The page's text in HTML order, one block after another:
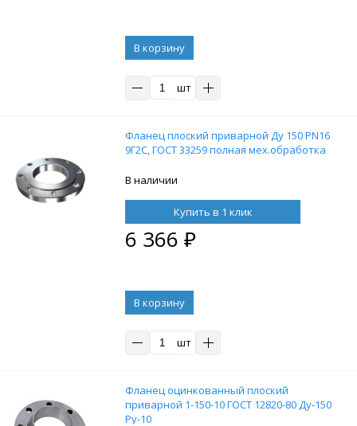
В корзину
шт
Фланец плоский приварной Ду 150 PN16
9Г2С, ГОСТ 33259 полная мех.обработка
В наличии
Купить в 1 клик
6 366 ₽
В корзину
шт
Фланец оцинкованный плоский
приварной 1-150-10 ГОСТ 12820-80 Ду-150
Ру-10